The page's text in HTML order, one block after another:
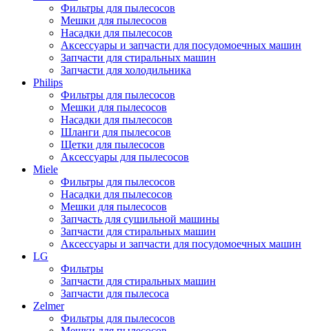
Фильтры для пылесосов
Мешки для пылесосов
Насадки для пылесосов
Аксессуары и запчасти для посудомоечных машин
Запчасти для стиральных машин
Запчасти для холодильника
Philips
Фильтры для пылесосов
Мешки для пылесосов
Насадки для пылесосов
Шланги для пылесосов
Щетки для пылесосов
Аксессуары для пылесосов
Miele
Фильтры для пылесосов
Насадки для пылесосов
Мешки для пылесосов
Запчасть для сушильной машины
Запчасти для стиральных машин
Аксессуары и запчасти для посудомоечных машин
LG
Фильтры
Запчасти для стиральных машин
Запчасти для пылесоса
Zelmer
Фильтры для пылесосов